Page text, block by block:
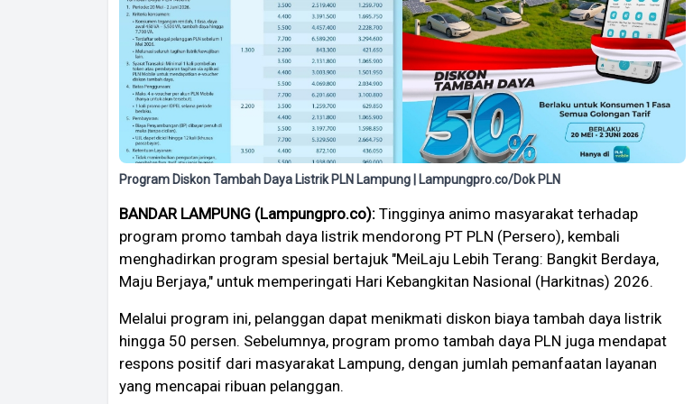
Program Diskon Tambah Daya Listrik PLN Lampung | Lampungpro.co/Dok PLN
BANDAR LAMPUNG (Lampungpro.co): Tingginya animo masyarakat terhadap
program promo tambah daya listrik mendorong PT PLN (Persero), kembali
menghadirkan program spesial bertajuk "MeiLaju Lebih Terang: Bangkit Berdaya,
Maju Berjaya," untuk memperingati Hari Kebangkitan Nasional (Harkitnas) 2026.
Melalui program ini, pelanggan dapat menikmati diskon biaya tambah daya listrik
hingga 50 persen. Sebelumnya, program promo tambah daya PLN juga mendapat
respons positif dari masyarakat Lampung, dengan jumlah pemanfaatan layanan
yang mencapai ribuan pelanggan.